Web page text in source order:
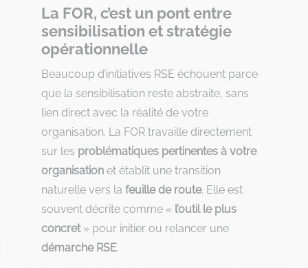
La FOR, c’est un pont entre
sensibilisation et stratégie
opérationnelle
Beaucoup d’initiatives RSE échouent parce
que la sensibilisation reste abstraite, sans
lien direct avec la réalité de votre
organisation. La FOR travaille directement
sur les problématiques pertinentes à votre
organisation et établit une transition
naturelle vers la feuille de route. Elle est
souvent décrite comme « l’outil le plus
concret» pour initier ou relancer une
démarche RSE.